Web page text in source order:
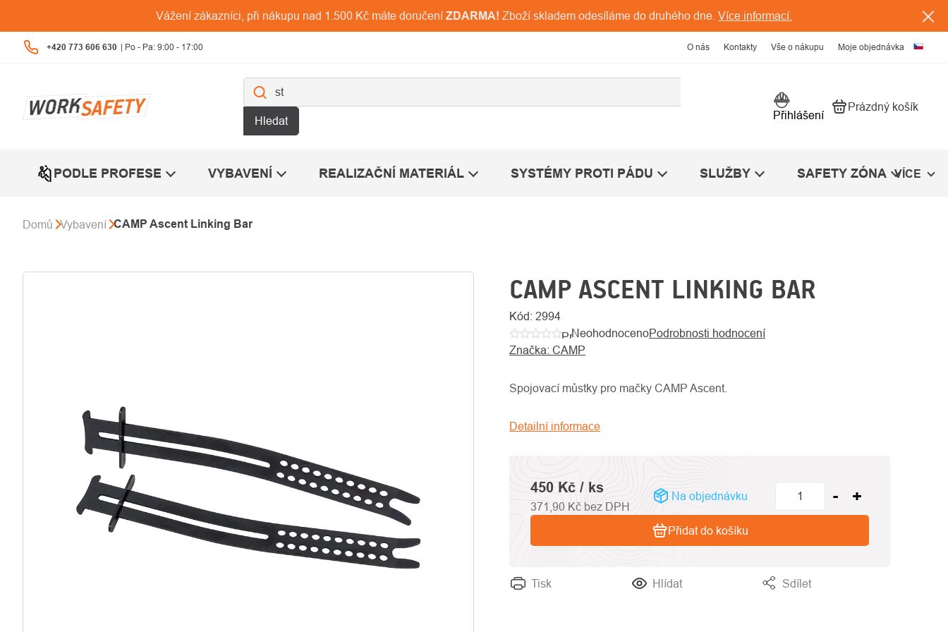
obsah
Vážení zákazníci, při nákupu nad 1.500 Kč máte doručení ZDARMA! Zboží skladem odesíláme do druhého dne. Více informací.
+420 773 606 630 O nás Kontakty Vše o nákupu Moje objednávka
Hledat Přihlášení Nákupní košík
Prázdný košík
PODLE PROFESE VYBAVENÍ REALIZAČNÍ MATERIÁL SYSTÉMY PROTI PÁDU SLUŽBY SAFETY ZÓNA VÍCE
Domů Vybavení CAMP Ascent Linking Bar
CAMP ASCENT LINKING BAR
Kód: 2994
Průměrné
hodnocení
je
z
hvězdiček.
NeohodnocenoPodrobnosti hodnocení
Značka: CAMP
Spojovací můstky pro mačky CAMP Ascent.
Detailní informace
Tisk Hlídat Sdílet
450 Kč / ks
371,90 Kč bez DPH
Na objednávku
Přidat do košíku